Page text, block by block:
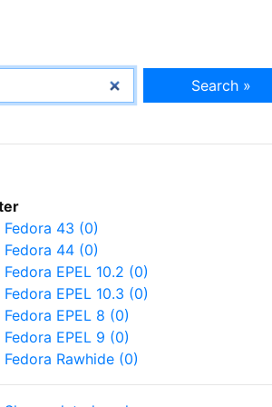
Search »
Fedora 43 (0)
Fedora 44 (0)
Fedora EPEL 10.2 (0)
Fedora EPEL 10.3 (0)
Fedora EPEL 8 (0)
Fedora EPEL 9 (0)
Fedora Rawhide (0)